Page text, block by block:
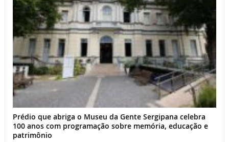
Prédio que abriga o Museu da Gente Sergipana celebra
100 anos com programação sobre memória, educação e
patrimônio